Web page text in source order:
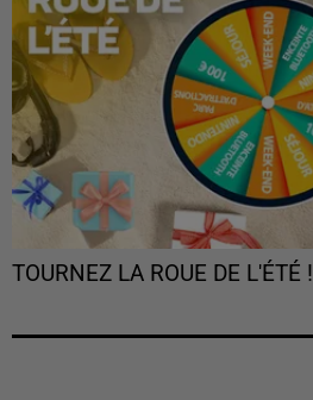
TOURNEZ LA ROUE DE L'ÉTÉ !